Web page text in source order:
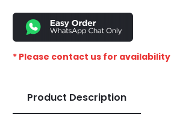
* Please contact us for availability
Product Description